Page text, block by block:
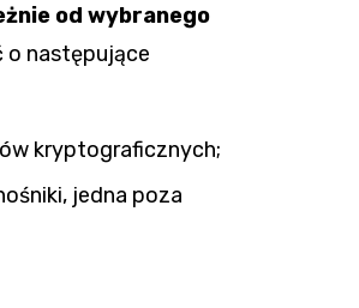
od wybranego
o następujące
kryptograficznych;
jedna poza